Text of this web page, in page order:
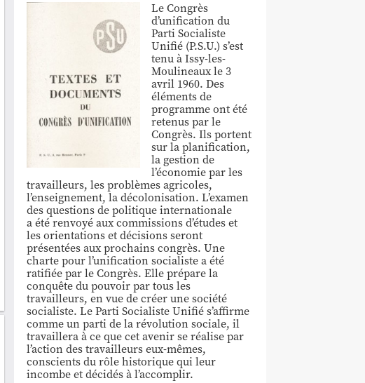
Le Congrès
d’unification du
Parti Socialiste
Unifié (P.S.U.) s’est
tenu à Issy-les-
Moulineaux le 3
avril 1960. Des
éléments de
programme ont été
retenus par le
Congrès. Ils portent
sur la planification,
la gestion de
l’économie par les
travailleurs, les problèmes agricoles,
l’enseignement, la décolonisation. L’examen
des questions de politique internationale
a été renvoyé aux commissions d’études et
les orientations et décisions seront
présentées aux prochains congrès. Une
charte pour l’unification socialiste a été
ratifiée par le Congrès. Elle prépare la
conquête du pouvoir par tous les
travailleurs, en vue de créer une société
socialiste. Le Parti Socialiste Unifié s’affirme
comme un parti de la révolution sociale, il
travaillera à ce que cet avenir se réalise par
l’action des travailleurs eux-mêmes,
conscients du rôle historique qui leur
incombe et décidés à l’accomplir.